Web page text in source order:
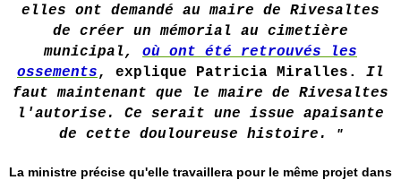
elles ont demandé au maire de Rivesaltes
de créer un mémorial au cimetière
municipal,
où ont été retrouvés les
ossements, explique Patricia Miralles. Il
faut maintenant que le maire de Rivesaltes
l'autorise. Ce serait une issue apaisante
de cette douloureuse histoire.
"
La ministre précise qu'elle travaillera pour le même projet dans